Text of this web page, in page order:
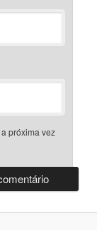
próxima vez